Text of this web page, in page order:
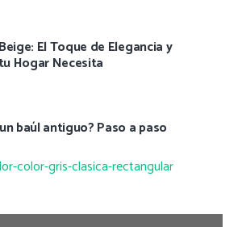
El Toque de Elegancia y
Hogar Necesita
baúl antiguo? Paso a paso